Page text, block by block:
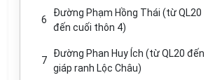
6
Đường Phạm Hồng Thái (từ QL20
đến cuối thôn 4)
7
Đường Phan Huy ch (từ QL20 đến
giáp ranh Lộc Châu)